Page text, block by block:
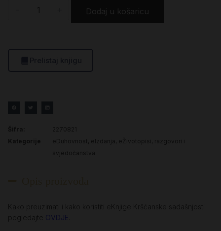
Dodaj u košaricu
Šifra:
2270821
Kategorije
eDuhovnost eIzdanja
eŽivotopisi, razgovori i
svjedočanstva
Kako preuzimati i kako koristiti eKnjige Kršćanske sadašnjosti
pogledajte OVDJE